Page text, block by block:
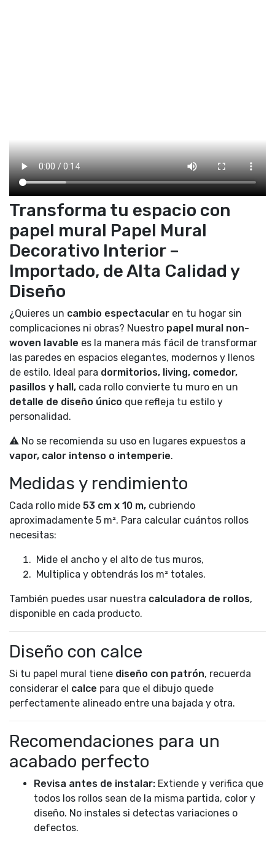
Transforma tu espacio con
papel mural Papel Mural
Decorativo Interior –
Importado, de Alta Calidad y
Diseño
¿Quieres un cambio espectacular en tu hogar sin
complicaciones ni obras? Nuestro papel mural non-
woven lavable es la manera más fácil de transformar
las paredes en espacios elegantes, modernos y llenos
de estilo. Ideal para dormitorios, living, comedor,
pasillos y hall, cada rollo convierte tu muro en un
detalle de diseño único que refleja tu estilo y
personalidad.
⚠️ No se recomienda su uso en lugares expuestos a
vapor, calor intenso o intemperie.
Medidas y rendimiento
Cada rollo mide 53 cm x 10 m, cubriendo
aproximadamente 5 m². Para calcular cuántos rollos
necesitas:
Mide el ancho y el alto de tus muros,
Multiplica y obtendrás los m² totales.
También puedes usar nuestra calculadora de rollos,
disponible en cada producto.
Diseño con calce
Si tu papel mural tiene diseño con patrón, recuerda
considerar el calce para que el dibujo quede
perfectamente alineado entre una bajada y otra.
Recomendaciones para un
acabado perfecto
Revisa antes de instalar: Extiende y verifica que
todos los rollos sean de la misma partida, color y
diseño. No instales si detectas variaciones o
defectos.